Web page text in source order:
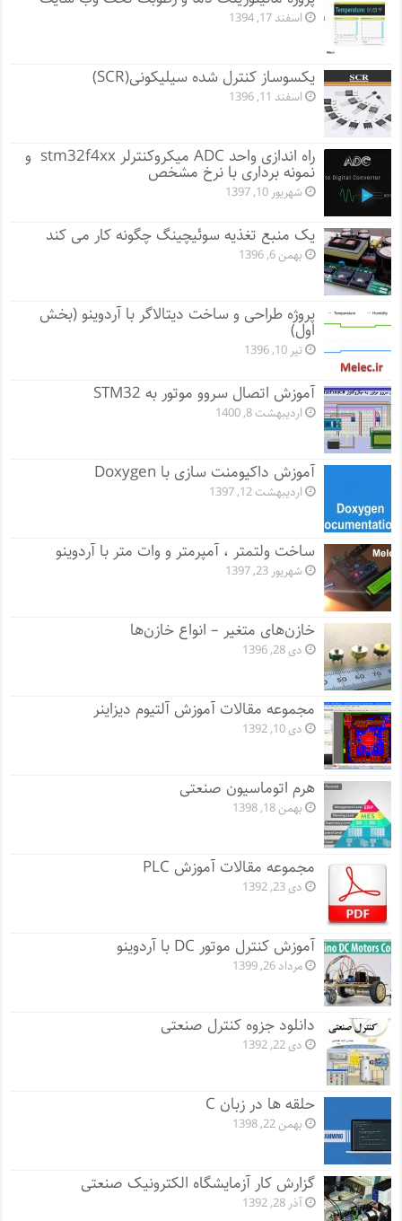
اسفند 17, 1394
یکسوساز کنترل شده سیلیکونی(SCR)
اسفند 11, 1396
راه اندازی واحد ADC میکروکنترلر stm32f4xx و
نمونه برداری با نرخ مشخص
شهریور 10, 1397
یک منبع تغذیه سوئیچینگ چگونه کار می کند
بهمن 6, 1396
پروژه طراحی و ساخت دیتالاگر با آردوینو (بخش
اول)
تیر 10, 1396
آموزش اتصال سروو موتور به STM32
اردیبهشت 8, 1400
آموزش داکیومنت سازی با Doxygen
اردیبهشت 12, 1397
ساخت ولتمتر ، آمپرمتر و وات متر با آردوینو
شهریور 23, 1397
خازن‌های متغیر – انواع خازن‌ها
دی 28, 1396
مجموعه مقالات آموزش آلتیوم دیزاینر
دی 10, 1392
هرم اتوماسیون صنعتی
بهمن 18, 1398
مجموعه مقالات آموزش PLC
دی 23, 1392
آموزش کنترل موتور DC با آردوینو
مرداد 26, 1399
دانلود جزوه کنترل صنعتی
دی 22, 1392
حلقه ها در زبان C
بهمن 22, 1398
گزارش کار آزمایشگاه الکترونیک صنعتی
آذر 28, 1392